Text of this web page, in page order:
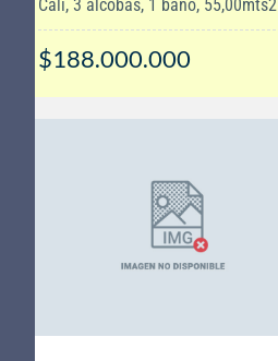
Cali, 3 alcobas, 1 baño, 55,00mts2
$188.000.000